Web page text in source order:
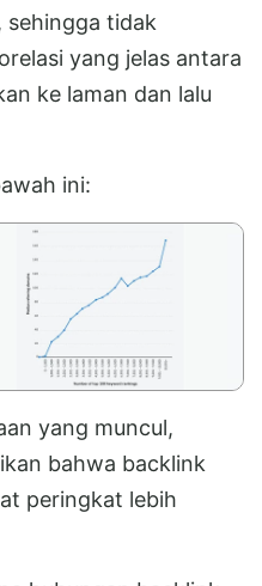
sehingga tidak
yang jelas antara
ke laman dan lalu
ini:
yang muncul,
bahwa backlink
peringkat lebih